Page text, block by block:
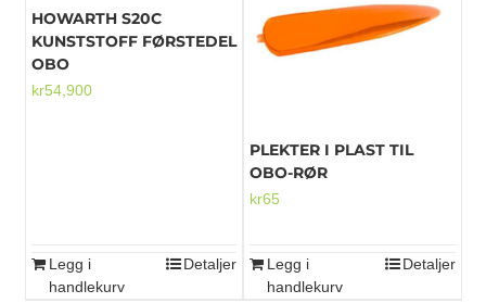
HOWARTH S20C
KUNSTSTOFF FØRSTEDEL
OBO
kr54,900
Legg i
handlekurv
Detaljer
PLEKTER I PLAST TIL
OBO-RØR
kr65
Legg i
handlekurv
Detaljer